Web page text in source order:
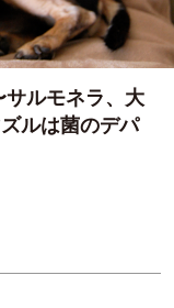
サルモネラ、大
ルは菌のデパ